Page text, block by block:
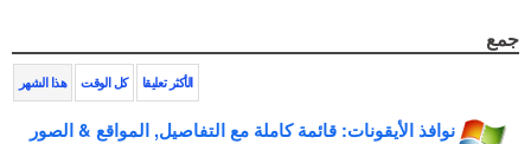
هذا الشهر
قائمة كاملة مع التفاصيل, المواقع & الصور